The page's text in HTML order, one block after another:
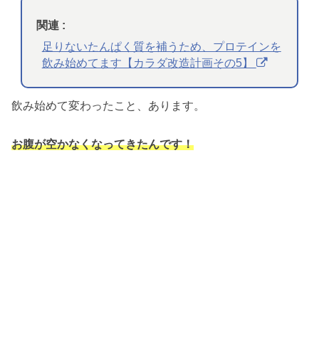
関連 :
足りないたんぱく質を補うため、プロテインを
飲み始めてます【カラダ改造計画その5】
飲み始めて変わったこと、あります。
お腹が空かなくなってきたんです！